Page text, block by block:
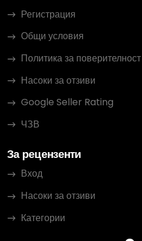
Регистрация
Общи условия
Политика за поверителност
Насоки за отзиви
Google Seller Rating
ЧЗВ
За рецензенти
Вход
Насоки за отзиви
Категории